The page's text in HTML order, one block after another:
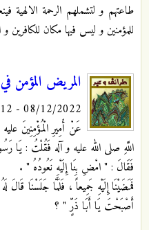
طاعتهم و لتشملهم الرحمة الالهية
للمؤمنين و ليس فيها مكان للكافرين و
المريض
08/12/2022 - 12:12
عَنْ أَمِيرِ الْمُؤْمِنِينَ
اللَّهِ صلى الله عليه و آله‏ فَقُلْتُ : يَا
فَقَالَ : " امْضِ بِنَا إِلَيْهِ نَعُودُهُ " .
فَمَضَيْنَا إِلَيْهِ جَمِيعاً ، فَلَمَّا جَلَسْنَا
أَصْبَحْتَ يَا أَبَا ذَرٍّ " ؟